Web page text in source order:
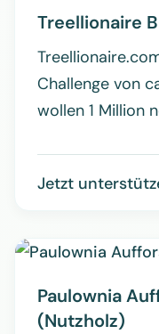
Treellionaire
Challenge von
wollen 1 Million
Jetzt
Paulownia
(Nutzholz)